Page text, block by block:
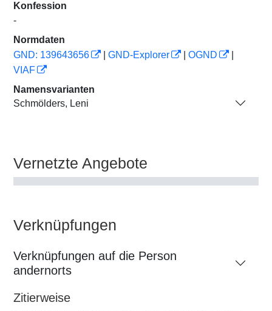
Konfession
-
Normdaten
GND: 139643656
GND-Explorer OGND
VIAF
Namensvarianten
Schmölders, Leni
Vernetzte Angebote
Verknüpfungen
Verknüpfungen auf die Person
andernorts
Zitierweise